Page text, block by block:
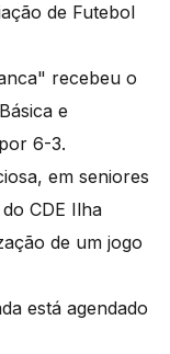
de Futebol
recebeu o
e
6-3.
em seniores
CDE Ilha
de um jogo
está agendado